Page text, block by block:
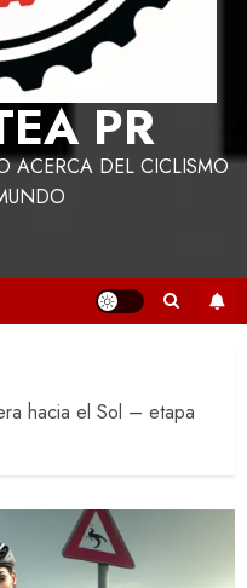
PR
ACERCA DEL CICLISMO
hacia el Sol – etapa